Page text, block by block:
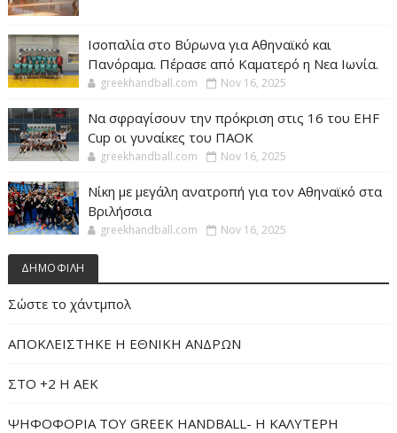
Ισοπαλία στο Βύρωνα για Αθηναϊκό και
Πανόραμα. Πέρασε από Καματερό η Νεα Ιωνία.
greekhandball.com Nov 16, 2025
Να σφραγίσουν την πρόκριση στις 16 του EHF
Cup οι γυναίκες του ΠΑΟΚ
greekhandball.com Nov 16, 2025
Νίκη με μεγάλη ανατροπή για τον Αθηναϊκό στα
Βριλήσσια
greekhandball.com Nov 16, 2025
ΔΗΜΟΦΙΛΗ
Σώστε το χάντμπολ
ΑΠΟΚΛΕΙΣΤΗΚΕ Η ΕΘΝΙΚΗ ΑΝΔΡΩΝ
ΣΤΟ +2 Η ΑΕΚ
ΨΗΦΟΦΟΡΙΑ ΤΟΥ GREEK HANDBALL- H ΚΑΛΥΤΕΡΗ